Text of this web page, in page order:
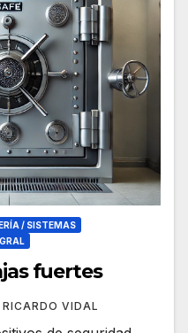
/ SISTEMAS
fuertes
RICARDO VIDAL